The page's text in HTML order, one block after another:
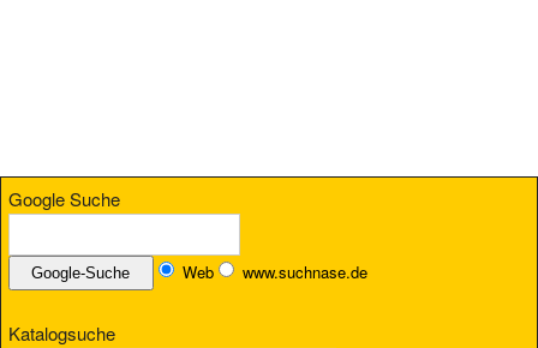
Google Suche
Web www.suchnase.de
Katalogsuche